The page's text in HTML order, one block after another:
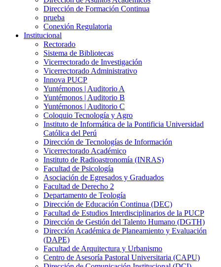
Dirección de Formación Continua
prueba
Conexión Regulatoria
Institucional
Rectorado
Sistema de Bibliotecas
Vicerrectorado de Investigación
Vicerrectorado Administrativo
Innova PUCP
Yuntémonos | Auditorio A
Yuntémonos | Auditorio B
Yuntémonos | Auditorio C
Coloquio Tecnología y Agro
Instituto de Informática de la Pontificia Universidad
Católica del Perú
Dirección de Tecnologías de Información
Vicerrectorado Académico
Instituto de Radioastronomía (INRAS)
Facultad de Psicología
Asociación de Egresados y Graduados
Facultad de Derecho 2
Departamento de Teología
Dirección de Educación Continua (DEC)
Facultad de Estudios Interdisciplinarios de la PUCP
Dirección de Gestión del Talento Humano (DGTH)
Dirección Académica de Planeamiento y Evaluación
(DAPE)
Facultad de Arquitectura y Urbanismo
Centro de Asesoría Pastoral Universitaria (CAPU)